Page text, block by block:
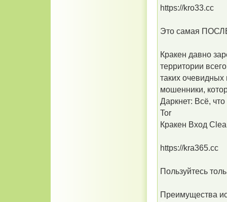
https://kro33.cc
Это самая
Кракен давно
территории
таких
мошенники,
Даркнет: Всё,
Tor
Кракен Вход
https://kra365.cc
Пользуйтесь
Преимущества